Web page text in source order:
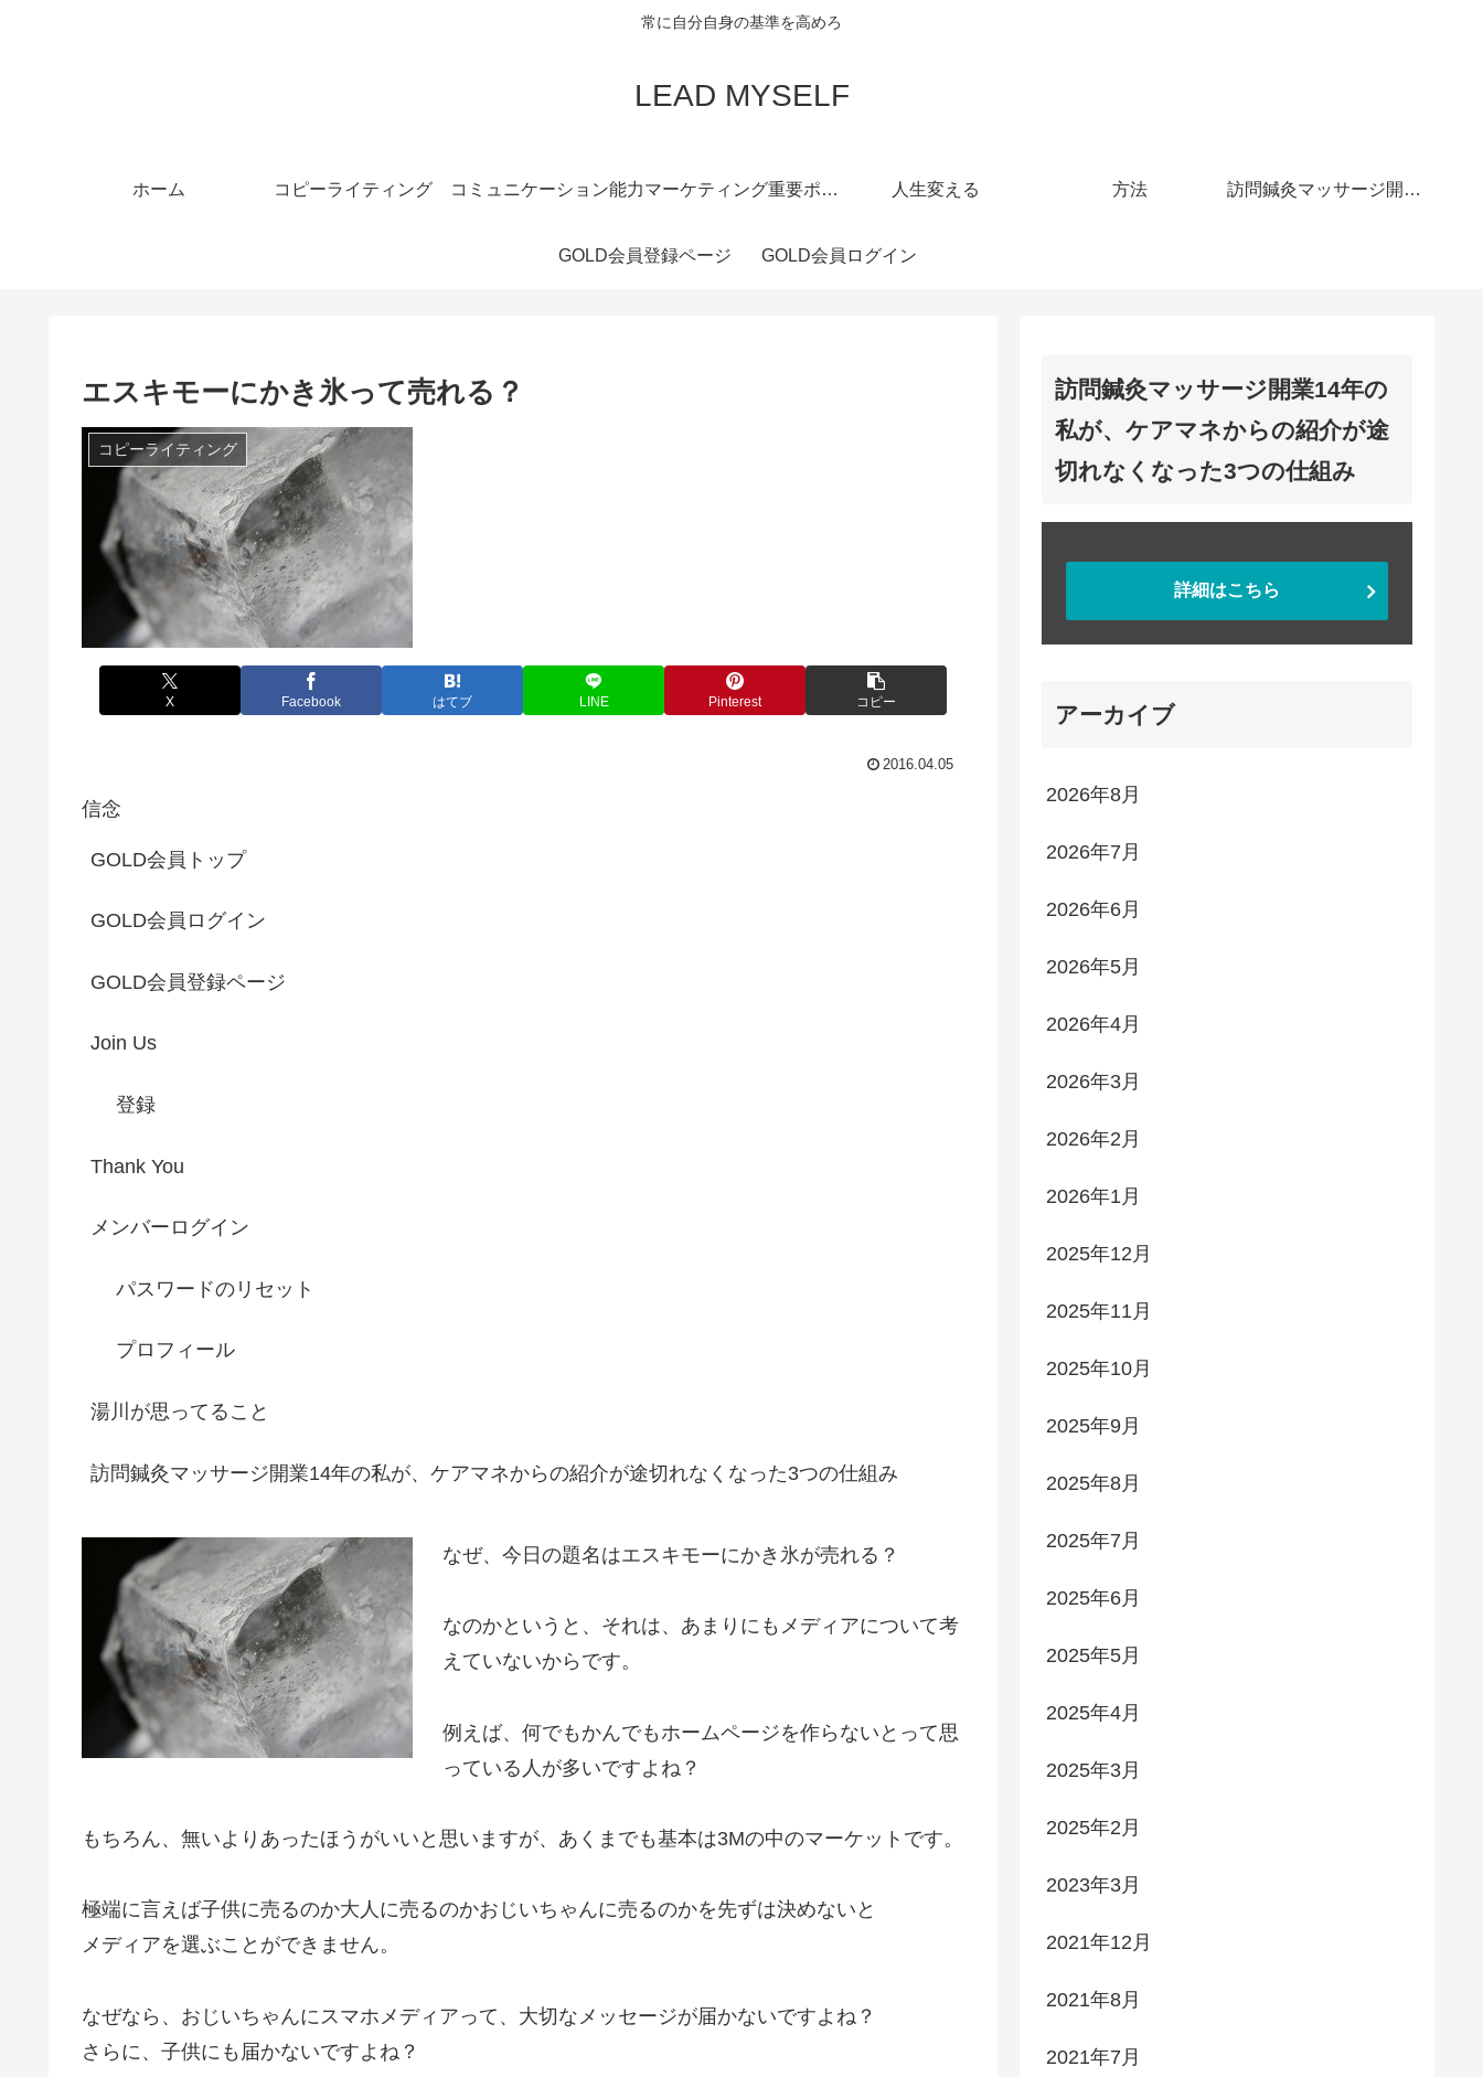
常に自分自身の基準を高めろ
LEAD MYSELF
ホーム コピーライティング コミュニケーション能力 マーケティング重要ポイント 人生変える 方法 訪問鍼灸マッサージ開業14年の私が、ケアマネからの紹介が途切れなくなった3つの仕組み
GOLD会員登録ページ GOLD会員ログイン
エスキモーにかき氷って売れる？
コピーライティング
X Facebook はてブ LINE Pinterest コピー
2016.04.05
信念
GOLD会員トップ
GOLD会員ログイン
GOLD会員登録ページ
Join Us
登録
Thank You
メンバーログイン
パスワードのリセット
プロフィール
湯川が思ってること
訪問鍼灸マッサージ開業14年の私が、ケアマネからの紹介が途切れなくなった3つの仕組み
なぜ、今日の題名はエスキモーにかき氷が売れる？
なのかというと、それは、あまりにもメディアについて考
えていないからです。
例えば、何でもかんでもホームページを作らないとって思
っている人が多いですよね？
もちろん、無いよりあったほうがいいと思いますが、あくまでも基本は3Mの中のマーケットです。
極端に言えば子供に売るのか大人に売るのかおじいちゃんに売るのかを先ずは決めないと
メディアを選ぶことができません。
なぜなら、おじいちゃんにスマホメディアって、大切なメッセージが届かないですよね？
さらに、子供にも届かないですよね？
訪問鍼灸マッサージ開業14年の
私が、ケアマネからの紹介が途
切れなくなった3つの仕組み
詳細はこちら
アーカイブ
2026年8月
2026年7月
2026年6月
2026年5月
2026年4月
2026年3月
2026年2月
2026年1月
2025年12月
2025年11月
2025年10月
2025年9月
2025年8月
2025年7月
2025年6月
2025年5月
2025年4月
2025年3月
2025年2月
2023年3月
2021年12月
2021年8月
2021年7月